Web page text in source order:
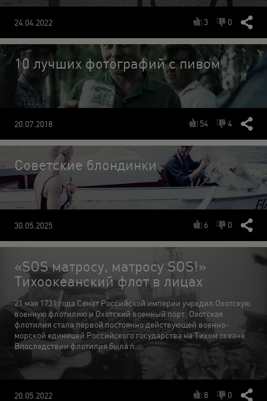
24.04.2022 3 0
10 лучших фотографий с пивом
20.07.2018 54 4
Советские блондинки
30.05.2025 6 0
«SOS матросу, матросу SOS!»
Тихоокеанский флот в лицах
21 мая 1731 года Сенат Российской империи учредил Охотскую
военную флотилию и Охотский военный порт. Охотская
флотилия стала первой постоянно действующей военно-
морской единицей Российского государства на Тихом океане.
Впоследствии флотилия была п...
20.05.2022 8 0